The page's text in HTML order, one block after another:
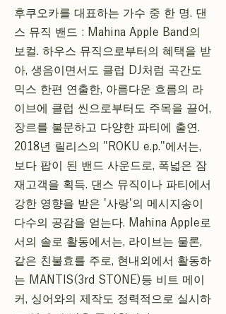
후쿠오카를 대표하는 가수 중 한 명. 댄
스 뮤직 밴드 : Mahina Apple Band의
보컬. 하우스 뮤직으로부터의 혜택을 받
아, 생음이면서도 클럽 DJ처럼 곡간도
믹스 한편 연출한, 아름다운 흐름의 라
이브에 클럽 씬으로부터도 주목을 끌어,
장르를 불문하고 다양한 파티에 출연.
2018년 릴리스의 "ROKU e.p."에서는,
보다 팝이 된 밴드 사운드로, 폭넓은 잠
재고객을 획득. 댄스 뮤직이나 파티에서
강한 영향을 받은 '사랑'의 메시지송이
다수의 공감을 얻는다. Mahina Apple로
서의 솔로 활동에서는, 라이브는 물론,
같은 친불효를 주로, 현내외에서 활동하
는 MANTIS(3rd STONE)등 비트 메이
커, 싱어와의 제작도 정력적으로 실시하